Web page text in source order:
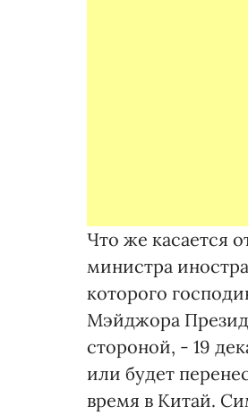
Что же касается
министра
которого
Мэйджора
стороной, - 19
или будет
время в Китай.